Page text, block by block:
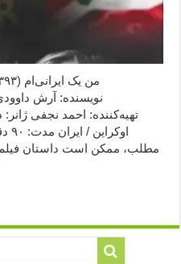
نویسنده: آرش
تهیه‌کننده: احمد نجفی
مطلب، ممکن است داستان فیلم